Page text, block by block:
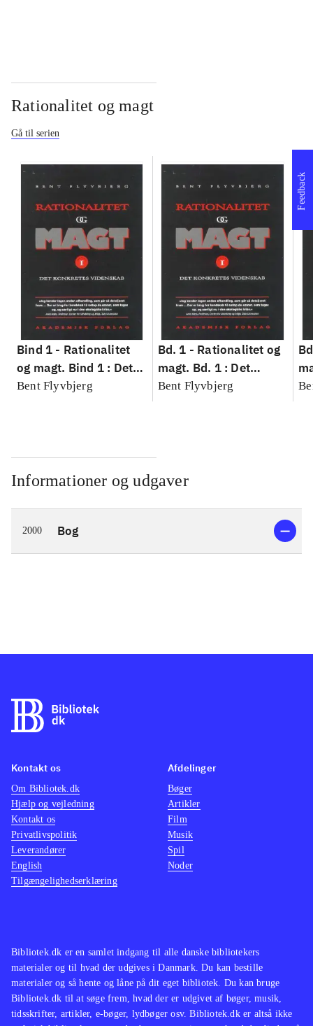
Rationalitet og magt
Gå til serien
Bind 1 - Rationalitet
og magt. Bind 1 : Det
konkretes videnskab
Bent Flyvbjerg
Bd. 1 - Rationalitet og
magt. Bd. 1 : Det
konkretes videnskab
Bent Flyvbjerg
Informationer og udgaver
2000 Bog
Feedback
Bibliotek.dk er en samlet indgang til alle danske bibliotekers
materialer og til hvad der udgives i Danmark. Du kan bestille
materialer og så hente og låne på dit eget bibliotek. Du kan bruge
Bibliotek.dk til at søge frem, hvad der er udgivet af bøger, musik,
tidsskrifter, artikler, e-bøger, lydbøger osv. Bibliotek.dk er altså ikke
Kontakt os
Om Bibliotek.dk
Hjælp og vejledning
Kontakt os
Privatlivspolitik
Leverandører
English
Tilgængelighedserklæring
Afdelinger
Bøger
Artikler
Film
Musik
Spil
Noder